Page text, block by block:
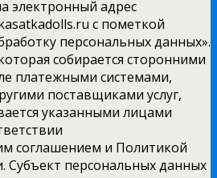
электронный адрес
с пометкой
персональных данных».
собирается сторонними
платежными системами,
поставщиками услуг,
указанными лицами
соглашением и Политикой
Субъект персональных данных